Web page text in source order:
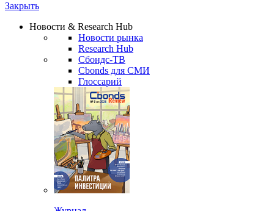
Закрыть
Новости & Research Hub
Новости рынка
Research Hub
Сбондс-ТВ
Cbonds для СМИ
Глоссарий